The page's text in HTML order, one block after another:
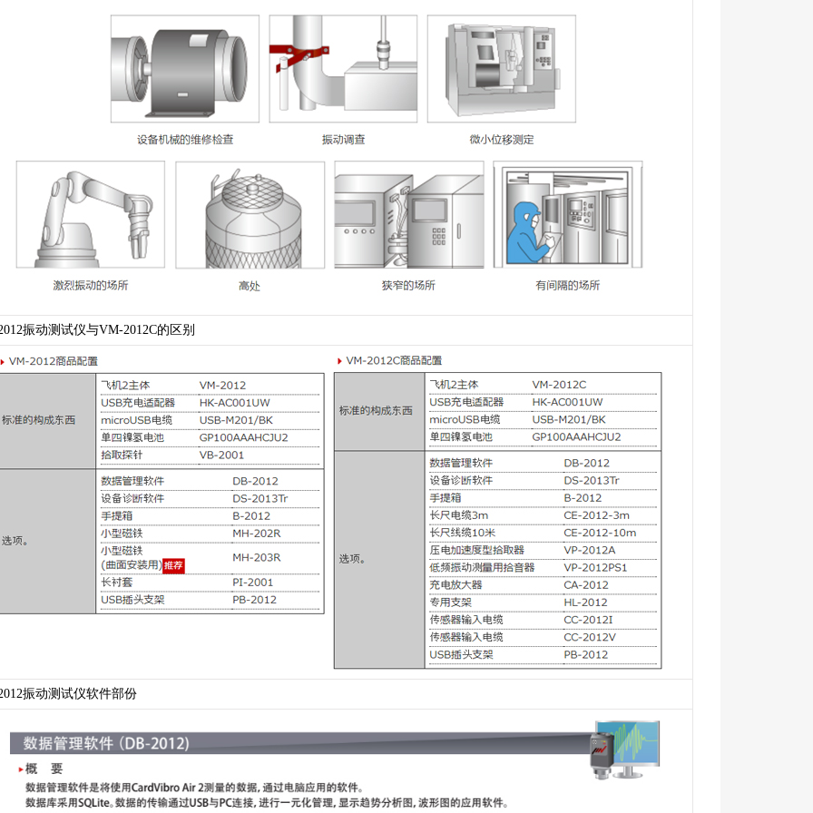
振动测试仪与VM-2012C的区别
振动测试仪软件部份